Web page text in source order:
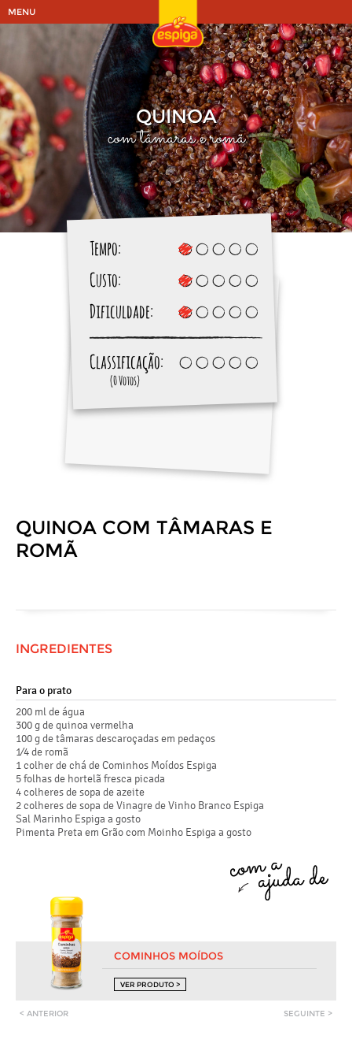
MENU
QUINOA
com tâmaras e romã
Tempo:
Custo:
Dificuldade:
Classificação:
(0 Votos)
QUINOA COM TÂMARAS E
ROMÃ
INGREDIENTES
Para o prato
200 ml de água
300 g de quinoa vermelha
100 g de tâmaras descaroçadas em pedaços
1⁄4 de romã
1 colher de chá de Cominhos Moídos Espiga
5 folhas de hortelã fresca picada
4 colheres de sopa de azeite
2 colheres de sopa de Vinagre de Vinho Branco Espiga
Sal Marinho Espiga a gosto
Pimenta Preta em Grão com Moinho Espiga a gosto
COMINHOS MOÍDOS
VER PRODUTO >
< ANTERIOR SEGUINTE >